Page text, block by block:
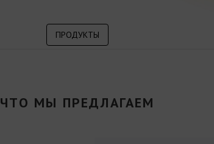
ПРОДУКТЫ
ЧТО МЫ ПРЕДЛАГАЕМ